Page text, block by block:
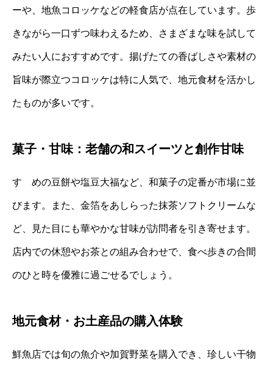
ーや、地魚コロッケなどの軽食店が点在しています。歩
きながら一口ずつ味わえるため、さまざまな味を試して
みたい人におすすめです。揚げたての香ばしさや素材の
旨味が際立つコロッケは特に人気で、地元食材を活かし
たものが多いです。
菓子・甘味：老舗の和スイーツと創作甘味
すゞめの豆餅や塩豆大福など、和菓子の定番が市場に並
びます。また、金箔をあしらった抹茶ソフトクリームな
ど、見た目にも華やかな甘味が訪問者を引き寄せます。
店内での休憩やお茶との組み合わせで、食べ歩きの合間
のひと時を優雅に過ごせるでしょう。
地元食材・お土産品の購入体験
鮮魚店では旬の魚介や加賀野菜を購入でき、珍しい干物